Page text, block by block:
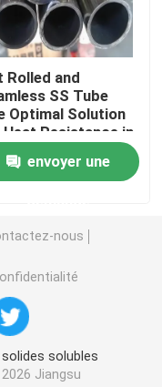
Rolled and
SS Tube
Optimal Solution
Resistance in
Applications
envoyer une
nous
solubles
Jiangsu